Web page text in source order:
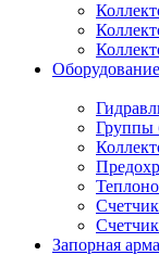
Группы
Запорная